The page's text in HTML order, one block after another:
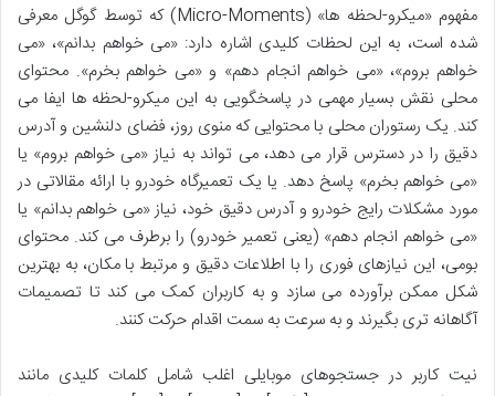
مفهوم «میکرو-لحظه ها» (Micro-Moments) که توسط گوگل معرفی
شده است، به این لحظات کلیدی اشاره دارد: «می خواهم بدانم»، «می
خواهم بروم»، «می خواهم انجام دهم» و «می خواهم بخرم». محتوای
محلی نقش بسیار مهمی در پاسخگویی به این میکرو-لحظه ها ایفا می
کند. یک رستوران محلی با محتوایی که منوی روز، فضای دلنشین و آدرس
دقیق را در دسترس قرار می دهد، می تواند به نیاز «می خواهم بروم» یا
«می خواهم بخرم» پاسخ دهد. یا یک تعمیرگاه خودرو با ارائه مقالاتی در
مورد مشکلات رایج خودرو و آدرس دقیق خود، نیاز «می خواهم بدانم» یا
«می خواهم انجام دهم» (یعنی تعمیر خودرو) را برطرف می کند. محتوای
بومی، این نیازهای فوری را با اطلاعات دقیق و مرتبط با مکان، به بهترین
شکل ممکن برآورده می سازد و به کاربران کمک می کند تا تصمیمات
آگاهانه تری بگیرند و به سرعت به سمت اقدام حرکت کنند.
نیت کاربر در جستجوهای موبایلی اغلب شامل کلمات کلیدی مانند